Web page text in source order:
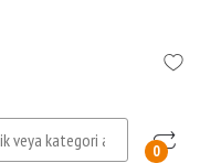
0